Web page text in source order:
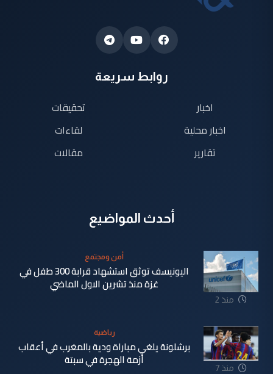
روابط سريعة
اخبار
اخبار محلية
تقارير
تحقيقات
لقاءات
مقالات
أحدث المواضيع
منذ 2
أمن ومجتمع
اليونيسف توثق استشهاد قرابة 300 طفل في
غزة منذ تشرين الاول الماضي
منذ 7
رياضية
برشلونة يلغي مباراة ودية بالمغرب في أعقاب
أزمة الهجرة في سبتة